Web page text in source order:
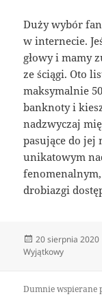
Duży wybór
w internecie.
głowy i mamy
ze ściągi. Oto
maksymalnie
banknoty i
nadzwyczaj
pasujące do jej
unikatowym
drobiazgi
Data
publikacji
20 sierpnia 2020
Wyjątkowy
Dumnie wspierane